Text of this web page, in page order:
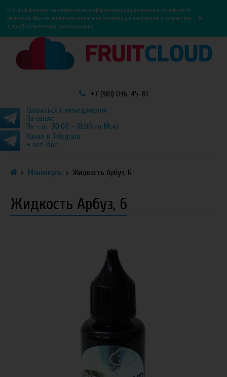
0
Вся информация на сайте носит информационный характер и не является
рекламой. Мы не реализуем никотиносодержащую продукцию и устройства
для её потребления дистанционно.
×
+7 (981) 036-45-81
Связаться с менеджером.
На связи:
Пн - пт (10:00 - 18:00 по Мск)
Канал в Telegram
+ чат-бот.
Моновкусы Жидкость Арбуз, 6
Жидкость Арбуз, 6